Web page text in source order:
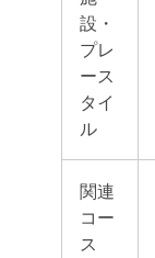
設・
プレ
ース
タイ
ル
関連
コー
ス